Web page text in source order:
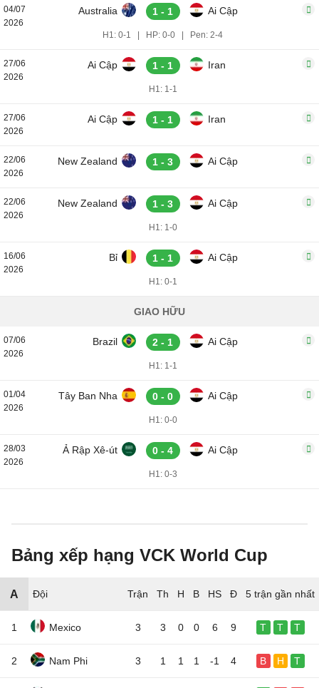
04/07
2026
Australia 1 - 1 Ai Cập
H1: 0-1 HP: 0-0 Pen: 2-4
27/06
2026
Ai Cập 1 - 1 Iran
H1: 1-1
27/06
2026
Ai Cập 1 - 1 Iran
22/06
2026
New Zealand 1 - 3 Ai Cập
22/06
2026
New Zealand 1 - 3 Ai Cập
H1: 1-0
16/06
2026
Bỉ 1 - 1 Ai Cập
H1: 0-1
GIAO HỮU
07/06
2026
Brazil 2 - 1 Ai Cập
H1: 1-1
01/04
2026
Tây Ban Nha 0 - 0 Ai Cập
H1: 0-0
28/03
2026
Ả Rập Xê-út 0 - 4 Ai Cập
H1: 0-3
Bảng xếp hạng VCK World Cup
A Đội 5 trận gần nhất
1 Mexico 3 3 0 0 6 9 T T T
2 Nam Phi 3 1 1 1 -1 4 B H T